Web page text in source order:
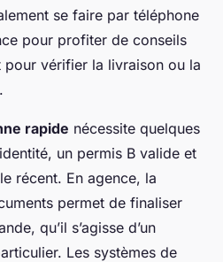
se faire par téléphone
pour profiter de conseils
pour vérifier la livraison ou la
rapide nécessite quelques
un permis B valide et
récent. En agence, la
permet de finaliser
qu’il s’agisse d’un
Les systèmes de